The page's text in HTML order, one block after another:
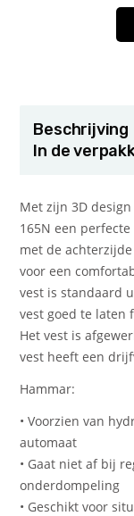
Beschrijving
In de
Met zijn 3D
165N een
met de
voor een
vest is standaard
vest goed te laten
Het vest is
vest heeft een
Hammar:
• Voorzien van
automaat
• Gaat niet af bij
onderdompeling
• Geschikt voor